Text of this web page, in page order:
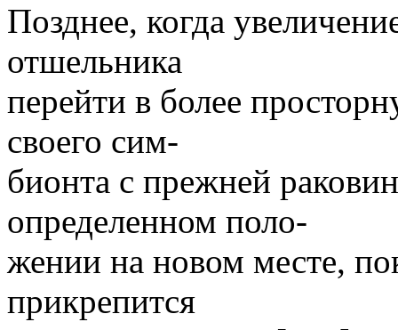
Позднее, когда
отшельника
перейти в более
своего сим-
бионта с прежней
определенном поло-
жении на новом месте,
прикрепится